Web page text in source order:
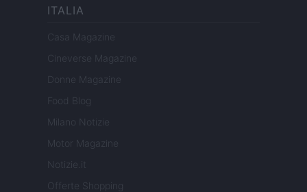
ITALIA
Casa Magazine
Cineverse Magazine
Donne Magazine
Food Blog
Milano Notizie
Motor Magazine
Notizie.it
Offerte Shopping